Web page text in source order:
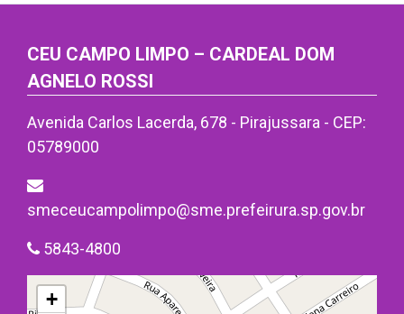
CEU CAMPO LIMPO – CARDEAL DOM
AGNELO ROSSI
Avenida Carlos Lacerda, 678 - Pirajussara - CEP:
05789000
smeceucampolimpo@sme.prefeirura.sp.gov.br
5843-4800
+